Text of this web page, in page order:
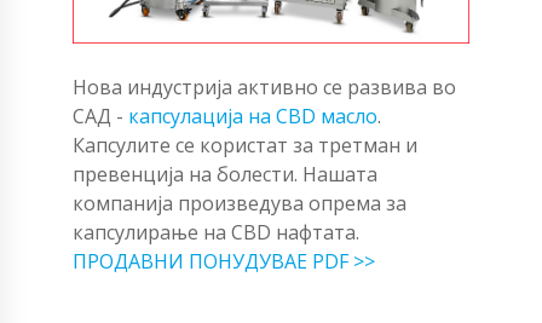
Нова индустрија активно се развива во
САД - капсулација на CBD масло.
Капсулите се користат за третман и
превенција на болести. Нашата
компанија произведува опрема за
капсулирање на CBD нафтата.
ПРОДАВНИ ПОНУДУВАЕ PDF >>